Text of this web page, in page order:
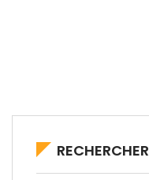
RECHERCHER